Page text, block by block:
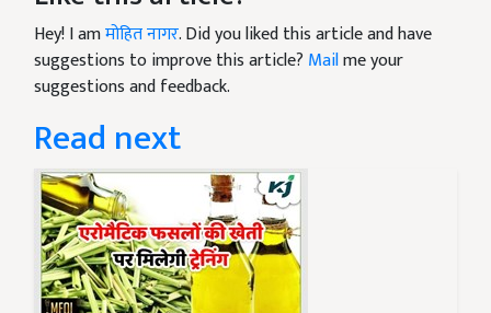
Hey! I amमोहित नागर. Did you liked this article and have
suggestions to improve this article? Mailme your
suggestions and feedback.
Read next